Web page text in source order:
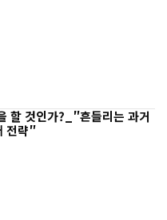
할 것인가? ″흔들리는 과거
전략″